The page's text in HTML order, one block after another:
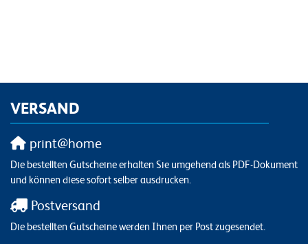
VERSAND
print@home
Die bestellten Gutscheine erhalten Sie umgehend als PDF-Dokument
und können diese sofort selber ausdrucken.
Postversand
Die bestellten Gutscheine werden Ihnen per Post zugesendet.